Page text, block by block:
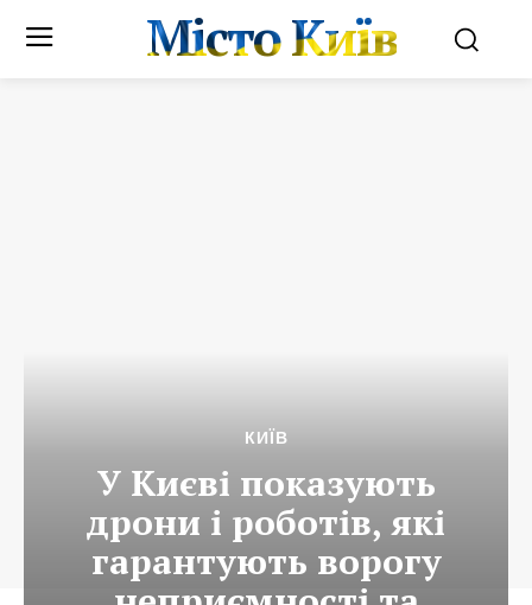
Місто Київ
КИЇВ
У Києві показують
дрони і роботів, які
гарантують ворогу